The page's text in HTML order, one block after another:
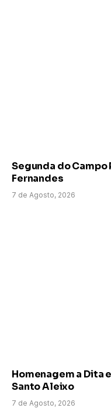
Segunda do Campo
Fernandes
7 de Agosto, 2026
Homenagem a Dita
Santo Aleixo
7 de Agosto, 2026